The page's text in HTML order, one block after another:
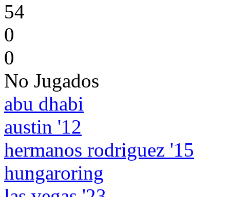
54
0
0
No Jugados
abu dhabi
austin '12
hermanos rodriguez '15
hungaroring